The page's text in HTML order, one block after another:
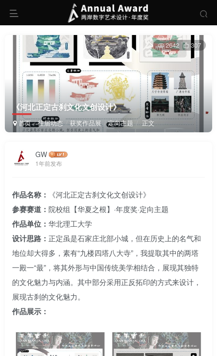
《河北正定古刹文化文创设计》
首页 往届动态 获奖作品展 定向主题 正文
2642 307
GW
1年前发布
作品名称： 《河北正定古刹文化文创设计》
参赛赛道： 院校组【华夏之根】·年度奖·定向主题
作品单位： 华北理工大学
设计思路： 正定虽是石家庄北部小城，但在历史上的名气和
地位却大得多，素有“九楼四塔八大寺”，我提取其中的两塔
一殿一“最”，将其外形与中国传统美学相结合，展现其独特
的文化魅力与内涵。其中部分采用正反拓印的方式来设计，
展现古刹的文化魅力。
作品展示：